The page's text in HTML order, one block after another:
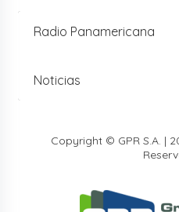
Radio Panamericana
Noticias
Copyright © GPR S.A. |